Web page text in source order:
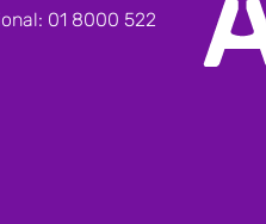
01 8000 522